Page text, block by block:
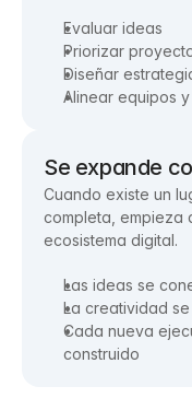
Evaluar ideas
Priorizar
Diseñar
Alinear equipos
Se expande
Cuando existe un
completa, empieza
ecosistema digital.
Las ideas se
La creatividad
Cada nueva
construido